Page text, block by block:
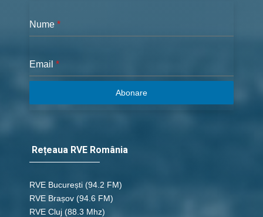
Nume *
Email *
Abonare
Rețeaua RVE România
RVE București (94.2 FM)
RVE Brașov (94.6 FM)
RVE Cluj (88.3 Mhz)